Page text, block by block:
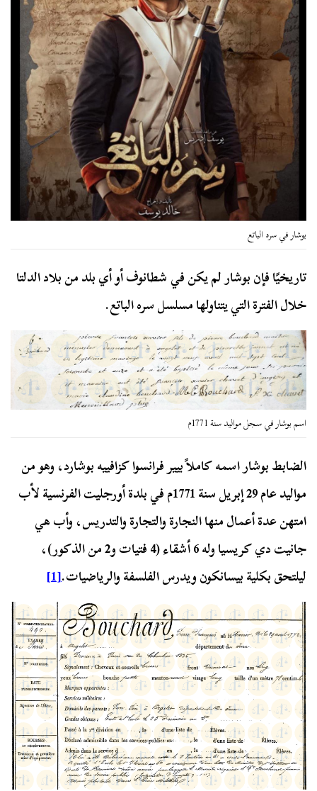
بوشار في سره الباتع
تاريخيًا فإن بوشار لم يكن في شطانوف أو أي بلد من بلاد الدلتا
خلال الفترة التي يتناولها مسلسل سره الباتع.
اسم بوشار في سجل مواليد سنة 1771م
الضابط بوشار اسمه كاملاً بيير فرانسوا كزافييه بوشارد، وهو من
مواليد عام 29 إبريل سنة 1771م في بلدة أورجليت الفرنسية لأب
امتهن عدة أعمال منها النجارة والتجارة والتدريس، وأب هي
جانيت دي كريسيا وله 6 أشقاء (4 فتيات و2 من الذكور)،
ليلتحق بكلية بيسانكون ويدرس الفلسفة والرياضيات.[1]